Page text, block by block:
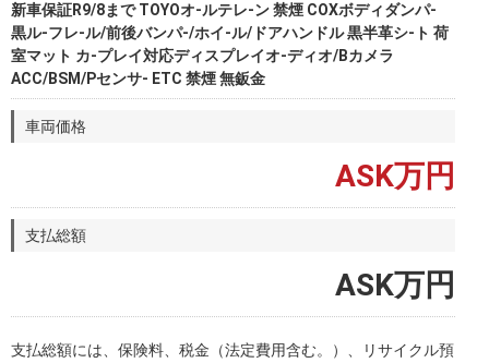
新車保証R9/8まで TOYOオ-ルテレ-ン 禁煙 COXボディダンパ-
黒ル-フレ-ル/前後バンパ-/ホイ-ル/ドアハンドル 黒半革シ-ト 荷
室マット カ-プレイ対応ディスプレイオ-ディオ/Bカメラ
ACC/BSM/Pセンサ- ETC 禁煙 無鈑金
車両価格
ASK万円
支払総額
ASK万円
支払総額には、保険料、税金（法定費用含む。）、リサイクル預